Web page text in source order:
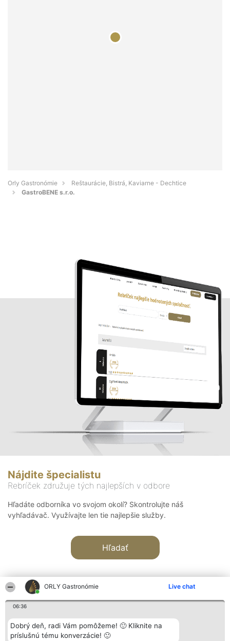
ORLY Gastronómie Live chat
06:36
Dobrý deň, radi Vám pomôžeme! 🙂 Kliknite na
príslušnú tému konverzácie! 🙂
Orly Gastronómie
Reštaurácie, Bistrá, Kaviarne - Dechtice
GastroBENE s.r.o.
Nájdite špecialistu
Rebríček združuje tých najlepších v odbore
Hľadáte odborníka vo svojom okolí? Skontrolujte náš
vyhľadávač. Využívajte len tie najlepšie služby.
Hľadať
Organizátor hodnotenia
Bright Side Solutions sp. z o.
o. sp. k.
Hodnotenie
Laureáti
Lista
Kontakt
Kontakt